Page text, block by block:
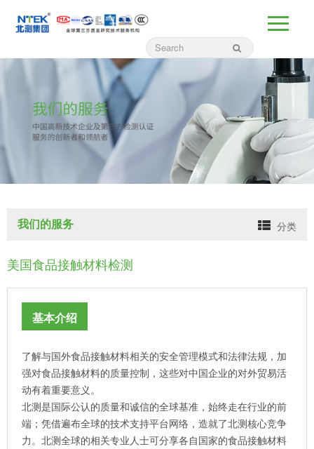
我们的服务 分类
美国食品接触材料检测
基本介绍
了解与国外食品接触材料相关的安全管理模式和法律法规，加
强对食品接触材料的质量控制，这些对中国企业的对外贸易活
动有着重要意义。
北测是国际公认的质量和诚信的全球基准，始终走在行业的前
端；凭借遍布全球的技术支持平台网络，造就了北测核心竞争
力。北测全球的相关专业人士可分享各自国家的食品接触材料